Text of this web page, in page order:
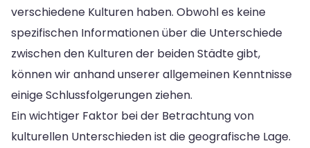
verschiedene Kulturen haben. Obwohl es keine
spezifischen Informationen über die Unterschiede
zwischen den Kulturen der beiden Städte gibt,
können wir anhand unserer allgemeinen Kenntnisse
einige Schlussfolgerungen ziehen.
Ein wichtiger Faktor bei der Betrachtung von
kulturellen Unterschieden ist die geografische Lage.